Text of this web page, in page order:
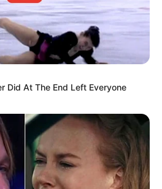
Did At The End Left Everyone